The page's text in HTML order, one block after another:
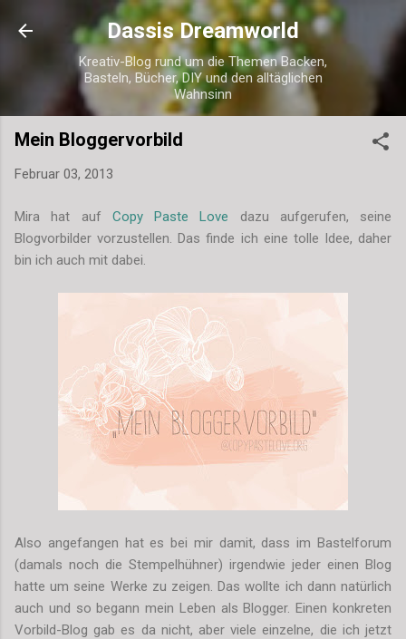
Direkt zum Hauptbereich
Dassis Dreamworld
Kreativ-Blog rund um die Themen Backen,
Basteln, Bücher, DIY und den alltäglichen
Wahnsinn
Mein Bloggervorbild
Februar 03, 2013
Mira hat auf Copy Paste Love dazu aufgerufen, seine
Blogvorbilder vorzustellen. Das finde ich eine tolle Idee, daher
bin ich auch mit dabei.
Also angefangen hat es bei mir damit, dass im Bastelforum
(damals noch die Stempelhühner) irgendwie jeder einen Blog
hatte um seine Werke zu zeigen. Das wollte ich dann natürlich
auch und so begann mein Leben als Blogger. Einen konkreten
Vorbild-Blog gab es da nicht, aber viele einzelne, die ich jetzt